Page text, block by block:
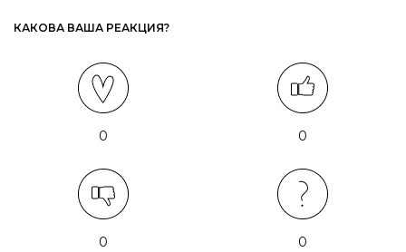
КАКОВА ВАША РЕАКЦИЯ?
0 0
0 0